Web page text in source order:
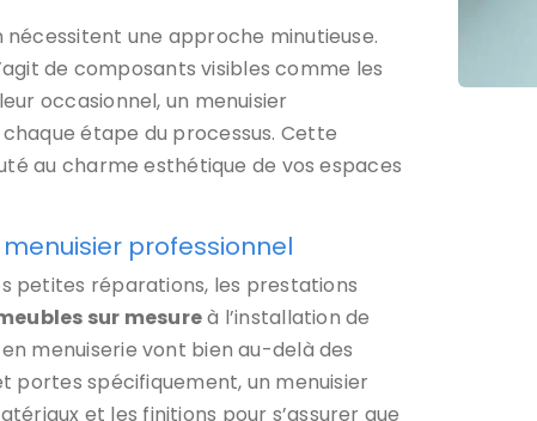
une approche minutieuse.
de composants visibles comme les
occasionnel, un menuisier
étape du processus. Cette
au charme esthétique de vos espaces
professionnel
petites réparations, les prestations
sur mesureà l’installation de
menuiserie vont bien au-delà des
portes spécifiquement, un menuisier
et les finitions pour s’assurer que